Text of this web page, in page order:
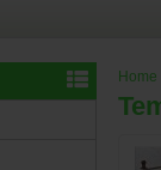
Home